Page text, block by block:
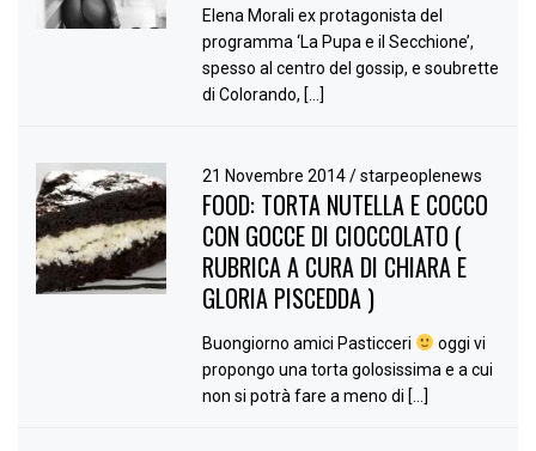
Elena Morali ex protagonista del
programma ‘La Pupa e il Secchione’,
spesso al centro del gossip, e soubrette
di Colorando, […]
21 Novembre 2014/ starpeoplenews
FOOD: TORTA NUTELLA E COCCO
CON GOCCE DI CIOCCOLATO (
RUBRICA A CURA DI CHIARA E
GLORIA PISCEDDA )
Buongiorno amici Pasticceri
oggi vi
propongo una torta golosissima e a cui
non si potrà fare a meno di […]